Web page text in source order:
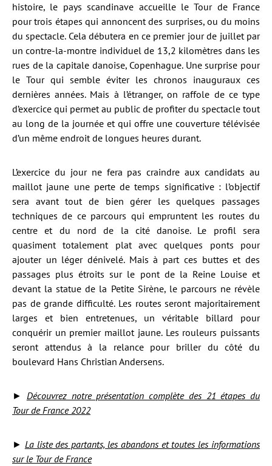
histoire, le pays scandinave accueille le Tour de France
pour trois étapes qui annoncent des surprises, ou du moins
du spectacle. Cela débutera en ce premier jour de juillet par
un contre-la-montre individuel de 13,2 kilomètres dans les
rues de la capitale danoise, Copenhague. Une surprise pour
le Tour qui semble éviter les chronos inauguraux ces
dernières années. Mais à l’étranger, on raffole de ce type
d’exercice qui permet au public de profiter du spectacle tout
au long de la journée et qui offre une couverture télévisée
d’un même endroit de longues heures durant.
L’exercice du jour ne fera pas craindre aux candidats au
maillot jaune une perte de temps significative : l’objectif
sera avant tout de bien gérer les quelques passages
techniques de ce parcours qui empruntent les routes du
centre et du nord de la cité danoise. Le profil sera
quasiment totalement plat avec quelques ponts pour
ajouter un léger dénivelé. Mais à part ces buttes et des
passages plus étroits sur le pont de la Reine Louise et
devant la statue de la Petite Sirène, le parcours ne révèle
pas de grande difficulté. Les routes seront majoritairement
larges et bien entretenues, un véritable billard pour
conquérir un premier maillot jaune. Les rouleurs puissants
seront attendus à la relance pour briller du côté du
boulevard Hans Christian Andersens.
► Découvrez notre présentation complète des 21 étapes du
Tour de France 2022
► La liste des partants, les abandons et toutes les informations
sur le Tour de France